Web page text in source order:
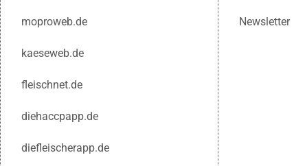
moproweb.de
kaeseweb.de
fleischnet.de
diehaccpapp.de
diefleischerapp.de
Newsletter